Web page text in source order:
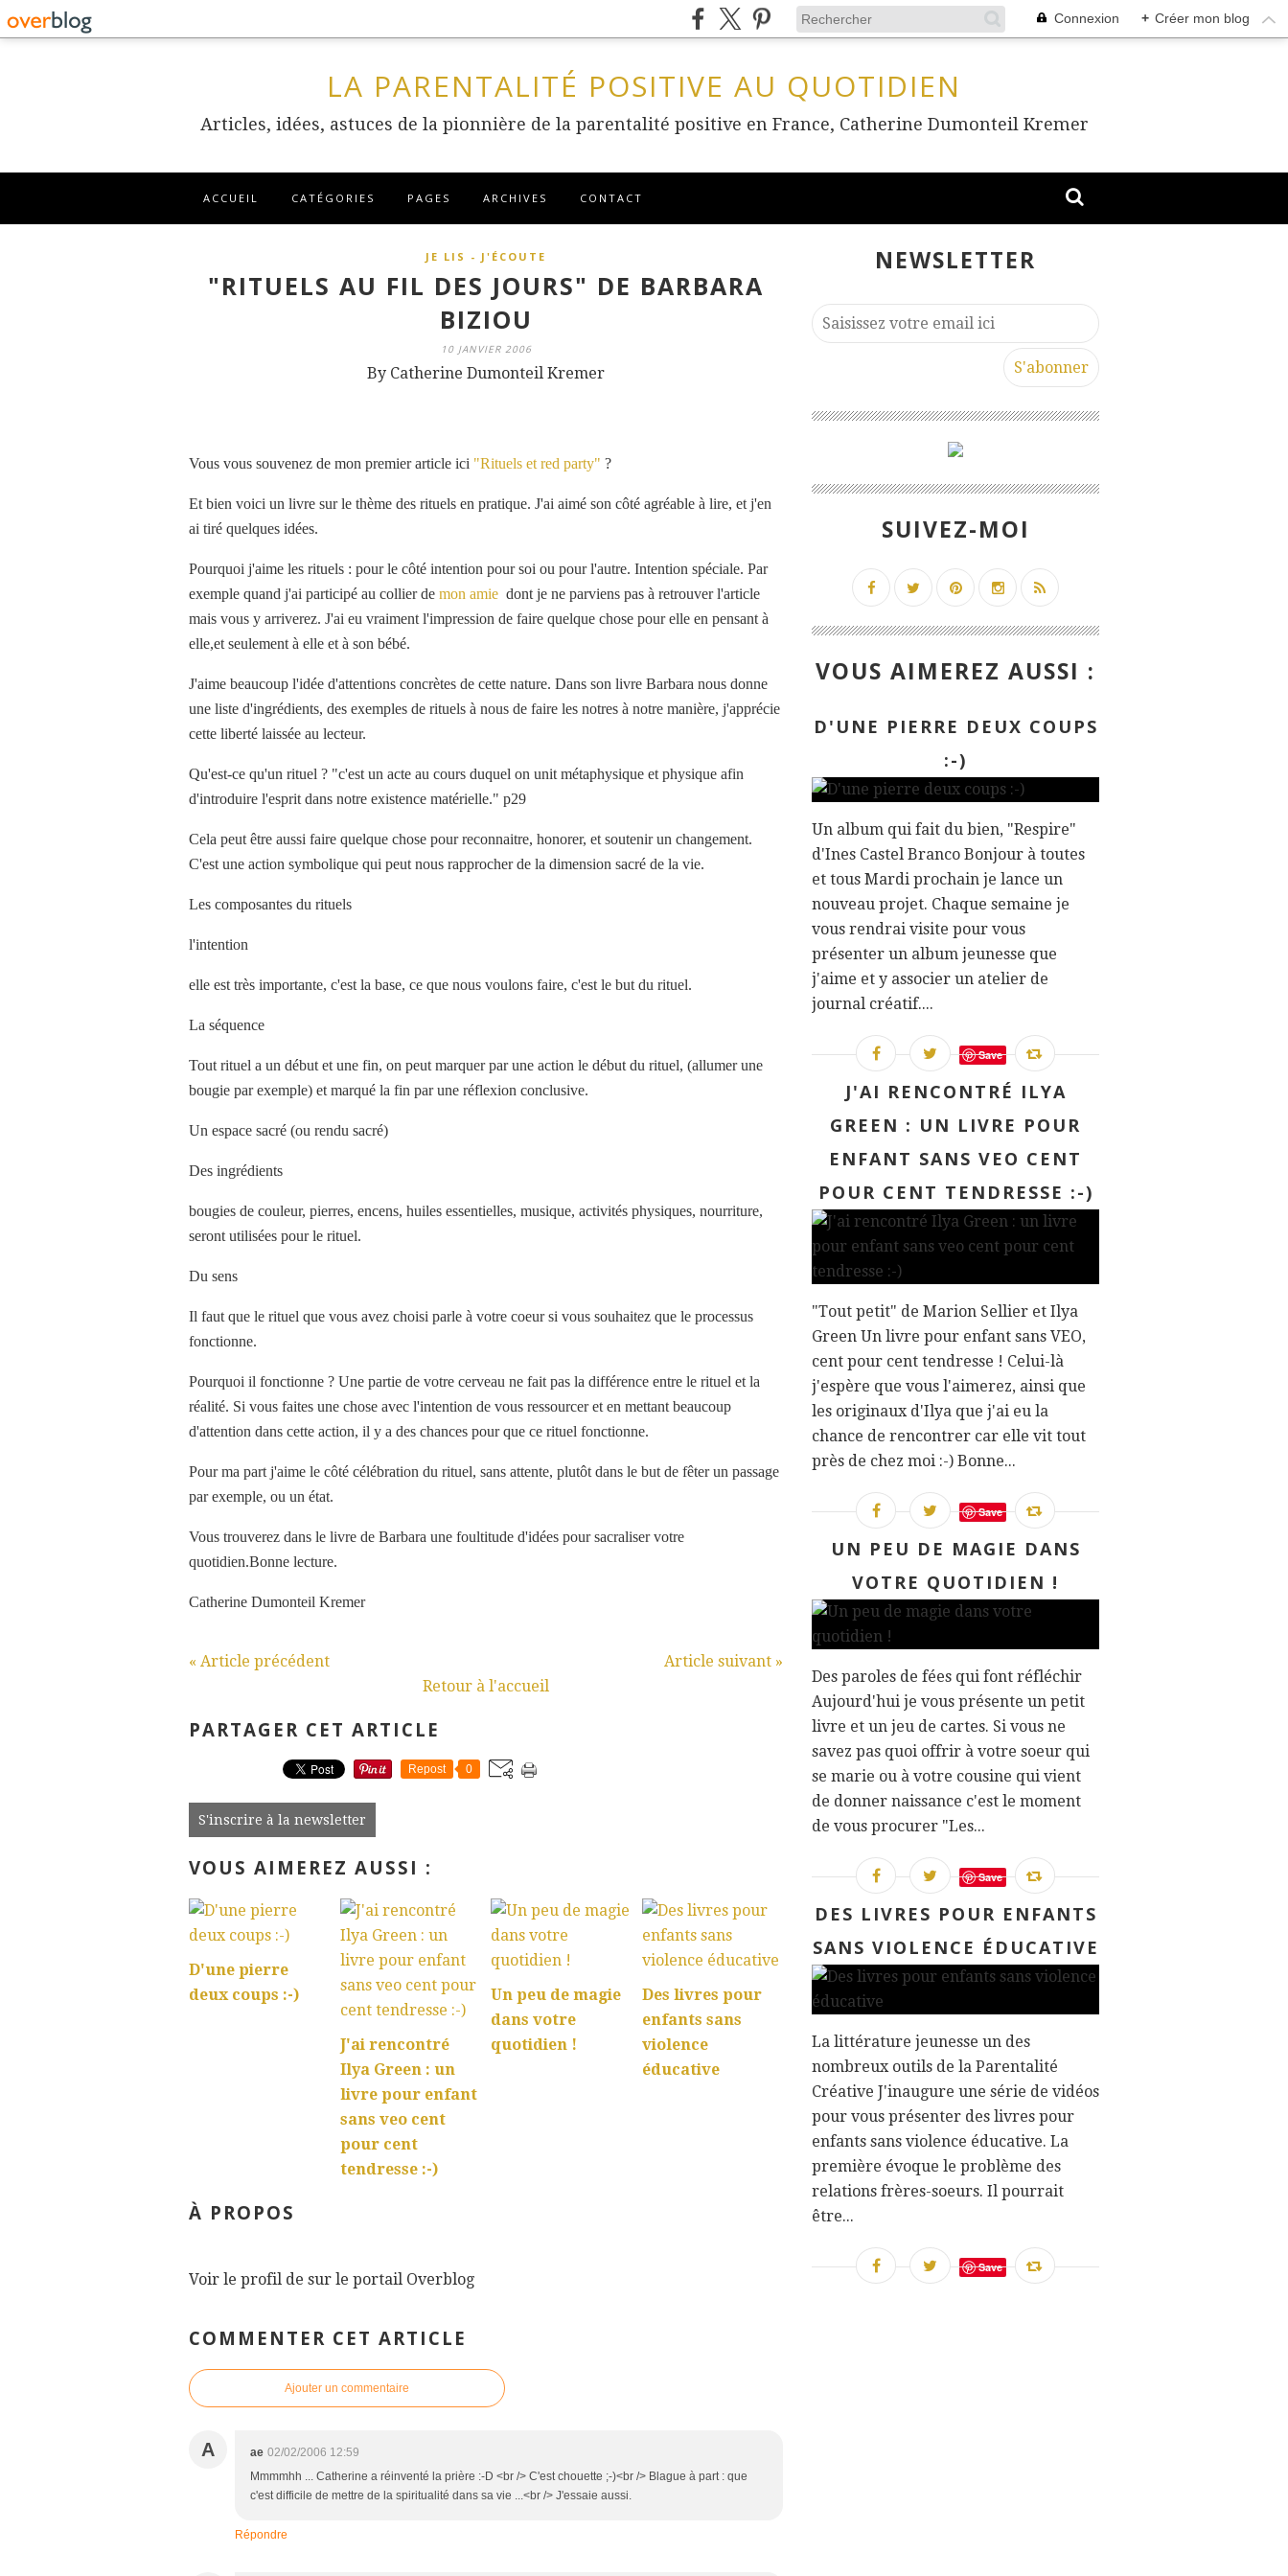
Connexion + Créer mon blog
LA PARENTALITÉ POSITIVE AU QUOTIDIEN
Articles, idées, astuces de la pionnière de la parentalité positive en France, Catherine Dumonteil Kremer
ACCUEIL CATÉGORIES PAGES ARCHIVES CONTACT
JE LIS - J'ÉCOUTE
"RITUELS AU FIL DES JOURS" DE BARBARA
BIZIOU
10 JANVIER 2006
By Catherine Dumonteil Kremer
Vous vous souvenez de mon premier article ici "Rituels et red party" ?
Et bien voici un livre sur le thème des rituels en pratique. J'ai aimé son côté agréable à lire, et j'en
ai tiré quelques idées.
Pourquoi j'aime les rituels : pour le côté intention pour soi ou pour l'autre. Intention spéciale. Par
exemple quand j'ai participé au collier de mon amie dont je ne parviens pas à retrouver l'article
mais vous y arriverez. J'ai eu vraiment l'impression de faire quelque chose pour elle en pensant à
elle,et seulement à elle et à son bébé.
J'aime beaucoup l'idée d'attentions concrètes de cette nature. Dans son livre Barbara nous donne
une liste d'ingrédients, des exemples de rituels à nous de faire les notres à notre manière, j'apprécie
cette liberté laissée au lecteur.
Qu'est-ce qu'un rituel ? "c'est un acte au cours duquel on unit métaphysique et physique afin
d'introduire l'esprit dans notre existence matérielle." p29
Cela peut être aussi faire quelque chose pour reconnaitre, honorer, et soutenir un changement.
C'est une action symbolique qui peut nous rapprocher de la dimension sacré de la vie.
Les composantes du rituels
l'intention
elle est très importante, c'est la base, ce que nous voulons faire, c'est le but du rituel.
La séquence
Tout rituel a un début et une fin, on peut marquer par une action le début du rituel, (allumer une
bougie par exemple) et marqué la fin par une réflexion conclusive.
Un espace sacré (ou rendu sacré)
Des ingrédients
bougies de couleur, pierres, encens, huiles essentielles, musique, activités physiques, nourriture,
seront utilisées pour le rituel.
Du sens
Il faut que le rituel que vous avez choisi parle à votre coeur si vous souhaitez que le processus
fonctionne.
Pourquoi il fonctionne ? Une partie de votre cerveau ne fait pas la différence entre le rituel et la
réalité. Si vous faites une chose avec l'intention de vous ressourcer et en mettant beaucoup
d'attention dans cette action, il y a des chances pour que ce rituel fonctionne.
Pour ma part j'aime le côté célébration du rituel, sans attente, plutôt dans le but de fêter un passage
par exemple, ou un état.
Vous trouverez dans le livre de Barbara une foultitude d'idées pour sacraliser votre
quotidien.Bonne lecture.
Catherine Dumonteil Kremer
« Article précédent
Article suivant »
Retour à l'accueil
PARTAGER CET ARTICLE
Repost 0
S'inscrire à la newsletter
VOUS AIMEREZ AUSSI :
D'une pierre
deux coups :-)
J'ai rencontré
Ilya Green : un
livre pour enfant
sans veo cent
pour cent
tendresse :-)
Un peu de magie
dans votre
quotidien !
Des livres pour
enfants sans
violence
éducative
À PROPOS
Voir le profil de sur le portail Overblog
COMMENTER CET ARTICLE
Ajouter un commentaire
A ae 02/02/2006 12:59
Mmmmhh ... Catherine a réinventé la prière :-D <br /> C'est chouette ;-)<br /> Blague à part : que
c'est difficile de mettre de la spiritualité dans sa vie ...<br /> J'essaie aussi.
Répondre
NEWSLETTER
SUIVEZ-MOI
VOUS AIMEREZ AUSSI :
D'UNE PIERRE DEUX COUPS
:-)
Un album qui fait du bien, "Respire"
d'Ines Castel Branco Bonjour à toutes
et tous Mardi prochain je lance un
nouveau projet. Chaque semaine je
vous rendrai visite pour vous
présenter un album jeunesse que
j'aime et y associer un atelier de
journal créatif....
Save
J'AI RENCONTRÉ ILYA
GREEN : UN LIVRE POUR
ENFANT SANS VEO CENT
POUR CENT TENDRESSE :-)
"Tout petit" de Marion Sellier et Ilya
Green Un livre pour enfant sans VEO,
cent pour cent tendresse ! Celui-là
j'espère que vous l'aimerez, ainsi que
les originaux d'Ilya que j'ai eu la
chance de rencontrer car elle vit tout
près de chez moi :-) Bonne...
Save
UN PEU DE MAGIE DANS
VOTRE QUOTIDIEN !
Des paroles de fées qui font réfléchir
Aujourd'hui je vous présente un petit
livre et un jeu de cartes. Si vous ne
savez pas quoi offrir à votre soeur qui
se marie ou à votre cousine qui vient
de donner naissance c'est le moment
de vous procurer "Les...
Save
DES LIVRES POUR ENFANTS
SANS VIOLENCE ÉDUCATIVE
La littérature jeunesse un des
nombreux outils de la Parentalité
Créative J'inaugure une série de vidéos
pour vous présenter des livres pour
enfants sans violence éducative. La
première évoque le problème des
relations frères-soeurs. Il pourrait
être...
Save